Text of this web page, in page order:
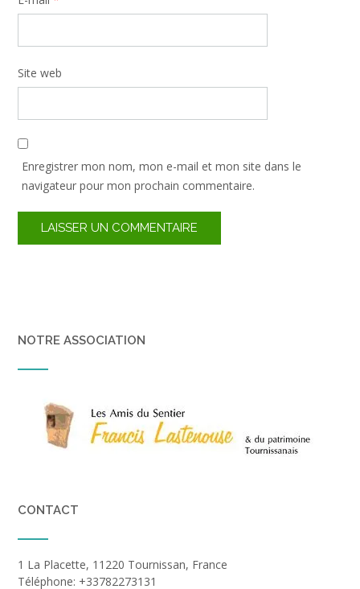
Site web
Enregistrer mon nom, mon e-mail et mon site dans le
navigateur pour mon prochain commentaire.
NOTRE ASSOCIATION
CONTACT
1 La Placette, 11220 Tournissan, France
Téléphone: +33782273131